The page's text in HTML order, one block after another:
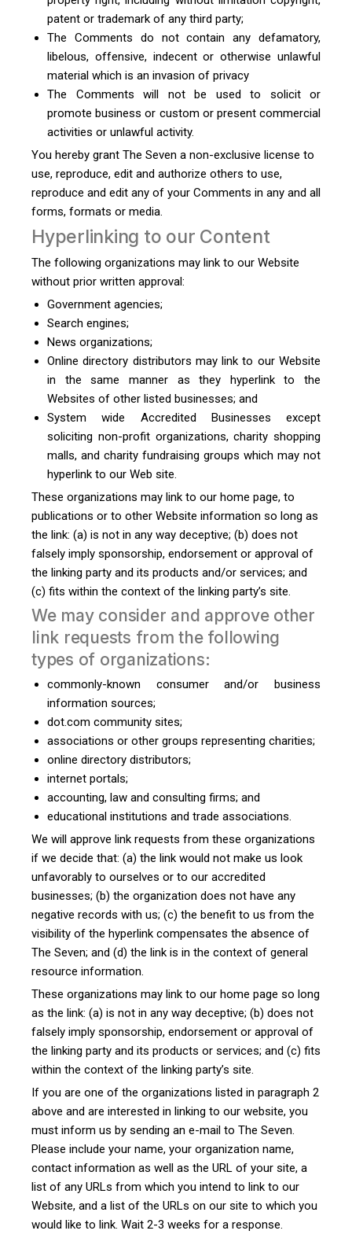
patent or trademark of any third party;
The Comments do not contain any defamatory,
libelous, offensive, indecent or otherwise unlawful
material which is an invasion of privacy
The Comments will not be used to solicit or
promote business or custom or present commercial
activities or unlawful activity.
You hereby grant The Seven a non-exclusive license to
use, reproduce, edit and authorize others to use,
reproduce and edit any of your Comments in any and all
forms, formats or media.
Hyperlinking to our Content
The following organizations may link to our Website
without prior written approval:
Government agencies;
Search engines;
News organizations;
Online directory distributors may link to our Website
in the same manner as they hyperlink to the
Websites of other listed businesses; and
System wide Accredited Businesses except
soliciting non-profit organizations, charity shopping
malls, and charity fundraising groups which may not
hyperlink to our Web site.
These organizations may link to our home page, to
publications or to other Website information so long as
the link: (a) is not in any way deceptive; (b) does not
falsely imply sponsorship, endorsement or approval of
the linking party and its products and/or services; and
(c) fits within the context of the linking party’s site.
We may consider and approve other
link requests from the following
types of organizations:
commonly-known consumer and/or business
information sources;
dot.com community sites;
associations or other groups representing charities;
online directory distributors;
internet portals;
accounting, law and consulting firms; and
educational institutions and trade associations.
We will approve link requests from these organizations
if we decide that: (a) the link would not make us look
unfavorably to ourselves or to our accredited
businesses; (b) the organization does not have any
negative records with us; (c) the benefit to us from the
visibility of the hyperlink compensates the absence of
The Seven; and (d) the link is in the context of general
resource information.
These organizations may link to our home page so long
as the link: (a) is not in any way deceptive; (b) does not
falsely imply sponsorship, endorsement or approval of
the linking party and its products or services; and (c) fits
within the context of the linking party’s site.
If you are one of the organizations listed in paragraph 2
above and are interested in linking to our website, you
must inform us by sending an e-mail to The Seven.
Please include your name, your organization name,
contact information as well as the URL of your site, a
list of any URLs from which you intend to link to our
Website, and a list of the URLs on our site to which you
would like to link. Wait 2-3 weeks for a response.